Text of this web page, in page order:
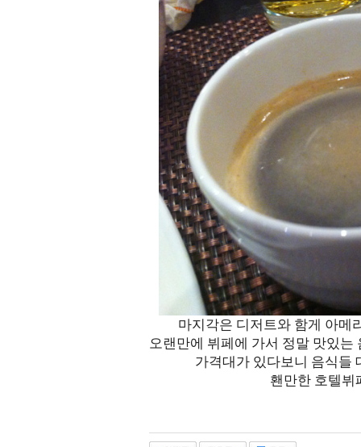
마지각은 디저트와 함게 아메
오랜만에 뷔페에 가서 정말 맛있
가격대가 있다보니 음식들
홴만한 호텔뷔